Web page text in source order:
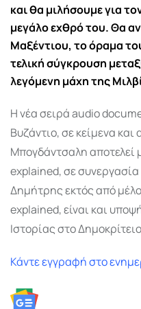
και θα μιλήσουμε για
μεγάλο εχθρό του. Θα
Μαξέντιου, το όραμα
τελική σύγκρουση
λεγόμενη μάχη της
Η νέα σειρά audio
Βυζάντιο, σε κείμενα
Μπογδάντσαλη
explained, σε
Δημήτρης εκτός από
explained, είναι και
Ιστορίας στο
Κάντε εγγραφή στο